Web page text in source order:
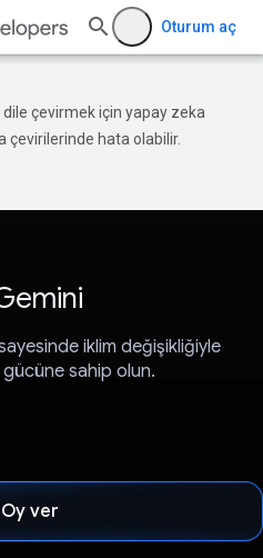
Oturum aç
çevirmek için yapay zeka
çevirilerinde hata olabilir.
iklim değişikliğiyle
sahip olun.
Oy ver